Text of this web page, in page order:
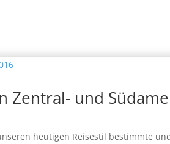
Zentral- und
heutigen Reisestil bestimmte